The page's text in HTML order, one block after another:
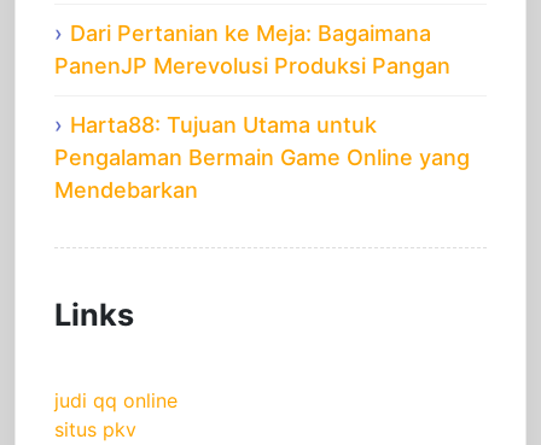
Dari Pertanian ke Meja: Bagaimana
PanenJP Merevolusi Produksi Pangan
Harta88: Tujuan Utama untuk
Pengalaman Bermain Game Online yang
Mendebarkan
Links
judi qq online
situs pkv